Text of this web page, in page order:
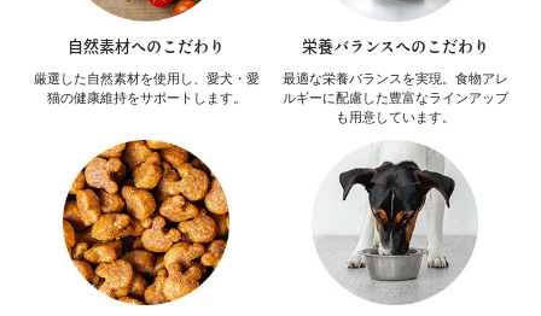
自然素材へのこだわり
厳選した自然素材を使用し、 愛犬・愛
猫の健康維持をサポートします。
栄養バランスへのこだわり
最適な栄養バランスを実現。 食物アレ
ルギーに配慮した豊富なラインアップ
も用意しています。